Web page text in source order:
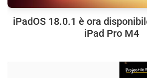
iPadOS 18.0.1 è ora
iPad Pro M4